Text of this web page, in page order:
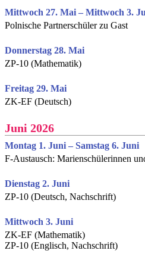
Mittwoch 27. Mai – Mittwoch 3.
Polnische Partnerschüler zu Gast
Donnerstag 28. Mai
ZP-10 (Mathematik)
Freitag 29. Mai
ZK-EF (Deutsch)
Juni 2026
Montag 1. Juni – Samstag 6. Juni
F-Austausch: Marienschülerinnen
Dienstag 2. Juni
ZP-10 (Deutsch, Nachschrift)
Mittwoch 3. Juni
ZK-EF (Mathematik)
ZP-10 (Englisch, Nachschrift)